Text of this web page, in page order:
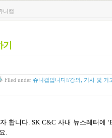
니캡
Filed under 쥬니캡입니다!/강의, 기사 및 기
합니다. SK C&C 사내 뉴스레터에
.